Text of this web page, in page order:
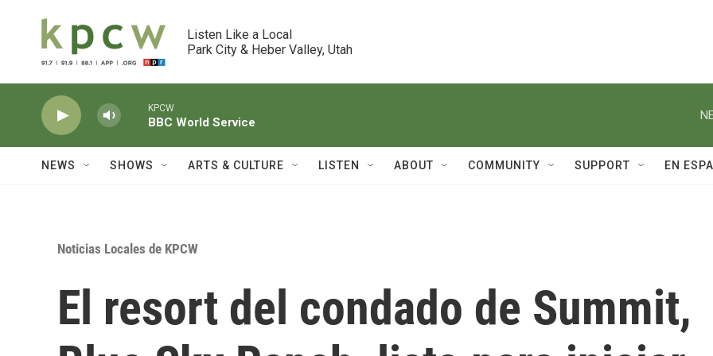
Listen Like a Local
Park City & Heber Valley, Utah
KPCW
BBC World Service
NEWS SHOWS ARTS & CULTURE LISTEN ABOUT COMMUNITY SUPPORT EN
Noticias Locales de KPCW
El resort del condado de Summit,